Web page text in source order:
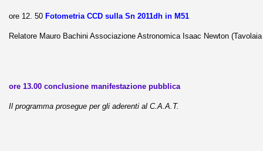
ore 12. 50 Fotometria CCD sulla Sn 2011dh in M51
Relatore Mauro Bachini Associazione Astronomica Isaac Newton
ore 13.00 conclusione manifestazione pubblica
Il programma prosegue per gli aderenti al C.A.A.T.